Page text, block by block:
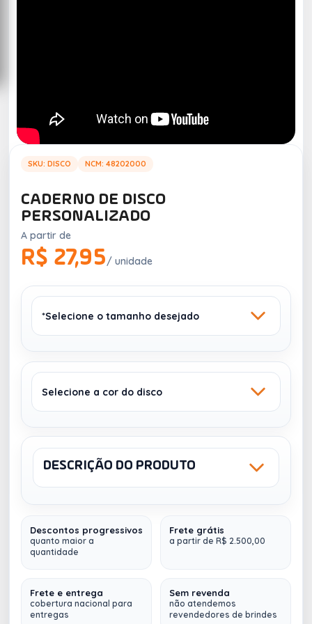
SKU: DISCO NCM: 48202000
CADERNO DE DISCO
PERSONALIZADO
A partir de
R$ 27,95/ unidade
*Selecione o tamanho desejado
Selecione a cor do disco
DESCRIÇÃO DO PRODUTO
Caderno de disco personalizado /Caderno
Inteligente personalizado
de 100 unidades (
Abaixo de 100unid. o miolo é
padrão)
Descontos progressivos
quanto maior a
quantidade
Frete grátis
a partir de R$ 2.500,00
Frete e entrega
cobertura nacional para
entregas
Sem revenda
não atendemos
revendedores de brindes